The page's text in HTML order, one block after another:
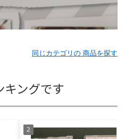
同じカテゴリの 商品を探す
キングです